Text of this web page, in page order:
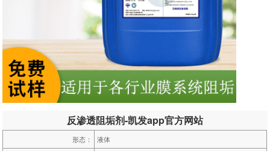
反渗透阻垢剂-凯发app官方网站
形态：
液体